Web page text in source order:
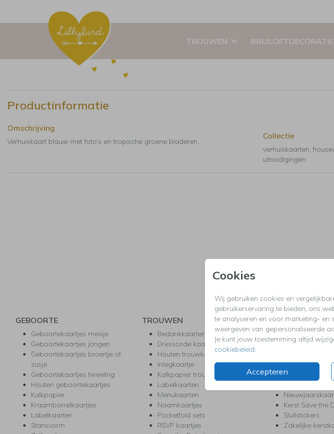
TROUWEN BRUILOFTDECORATIE
Cookies
Wij gebruiken cookies en
gebruikerservaring te bieden, ons
te analyseren en voor marketing- en
weergeven van gepersonaliseerde
Je kunt jouw toestemming altijd
cookiebeleid.
Accepteren
Productinformatie
Omschrijving
Verhuiskaart blauw met foto's en tropische groene bladeren.
Collectie
verhuiskaarten,
uitnodigingen
GEBOORTE
Geboortekaartjes meisje
Geboortekaartjes jongen
Geboortekaartjes broertje of
zusje
Geboortekaartjes tweeling
Houten geboortekaartjes
Kalkpapier
Kraamborrelkaartjes
Labelkaarten
Stansvorm
TROUWEN
Bedankkaarten
Dresscode kaartjes
Houten trouwkaarten
Inlegkaartje
Kalkpapier trouwkaarten
Labelkaarten
Menukaarten
Naamkaartjes
Pocketfold sets
RSVP kaartjes
KERST
Kerstkaarten
Kerstborrel
Kerst
Kerst Save the
Sluitstickers
Zakelijke